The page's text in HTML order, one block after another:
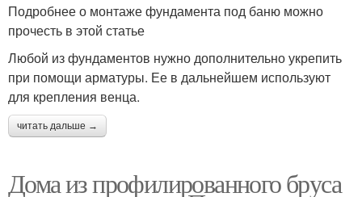
Подробнее о монтаже фундамента под баню можно
прочесть в этой статье
Любой из фундаментов нужно дополнительно укрепить
при помощи арматуры. Ее в дальнейшем используют
для крепления венца.
читать дальше →
Дома из профилированного бруса